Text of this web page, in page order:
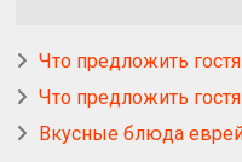
Что предложить
Что предложить
Вкусные блюда